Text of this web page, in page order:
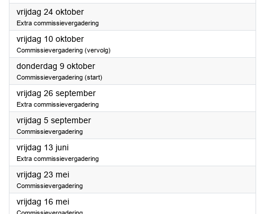
vrijdag 24 oktober2025
Extra commissievergadering
vrijdag 10 oktober2025
Commissievergadering (vervolg)
donderdag 9 oktober2025
Commissievergadering (start)
vrijdag 26 september2025
Extra commissievergadering
vrijdag 5 september2025
Commissievergadering
vrijdag 13 juni2025
Extra commissievergadering
vrijdag 23 mei2025
Commissievergadering
vrijdag 16 mei2025